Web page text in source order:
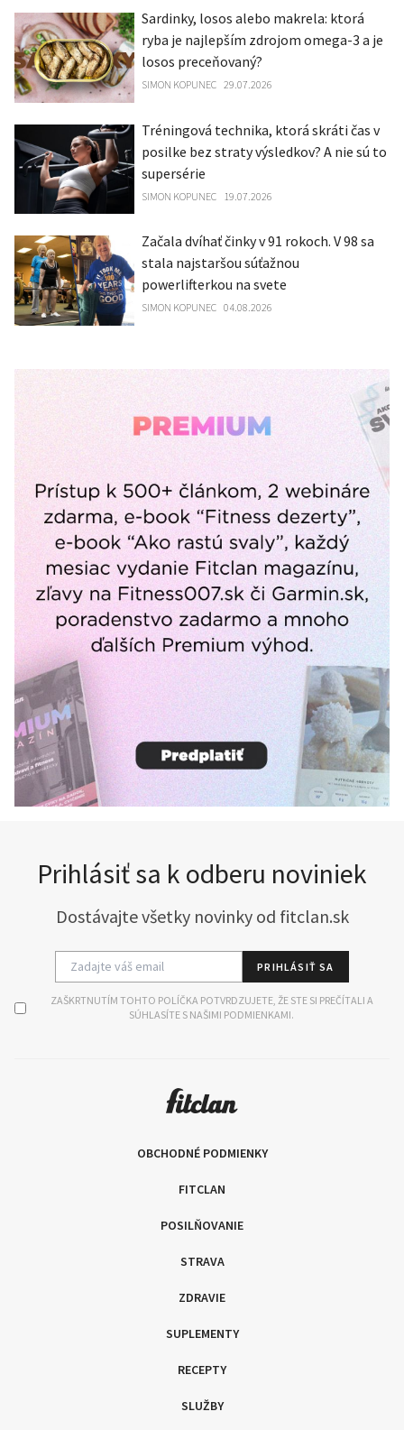
Sardinky, losos alebo makrela: ktorá
ryba je najlepším zdrojom omega-3 a je
losos preceňovaný?
SIMON KOPUNEC 29.07.2026
Tréningová technika, ktorá skráti čas v
posilke bez straty výsledkov? A nie sú to
supersérie
SIMON KOPUNEC 19.07.2026
Začala dvíhať činky v 91 rokoch. V 98 sa
stala najstaršou súťažnou
powerlifterkou na svete
SIMON KOPUNEC 04.08.2026
Prihlásiť sa k odberu noviniek
Dostávajte všetky novinky od fitclan.sk
PRIHLÁSIŤ SA
ZAŠKRTNUTÍM TOHTO POLÍČKA POTVRDZUJETE, ŽE STE SI PREČÍTALI A
SÚHLASÍTE S NAŠIMI PODMIENKAMI.
OBCHODNÉ PODMIENKY
FITCLAN
POSILŇOVANIE
STRAVA
ZDRAVIE
SUPLEMENTY
RECEPTY
SLUŽBY